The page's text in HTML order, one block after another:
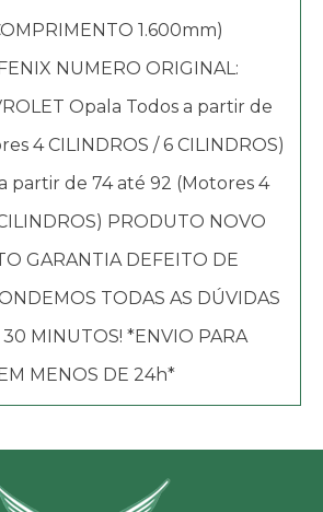
1.600mm)
NUMERO ORIGINAL:
Opala Todos a partir de
4 CILINDROS / 6 CILINDROS)
partir de 74 até 92 (Motores 4
PRODUTO NOVO
GARANTIA DEFEITO DE
TODAS AS DÚVIDAS
MINUTOS! *ENVIO PARA
MENOS DE 24h*